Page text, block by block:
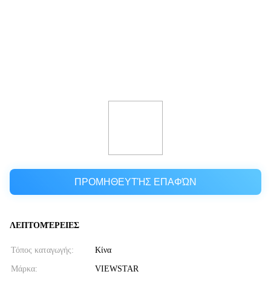
ΠΡΟΜΗΘΕΥΤΉΣ ΕΠΑΦΏΝ
ΛΕΠΤΟΜΈΡΕΙΕΣ
Τόπος καταγωγής: Κίνα
Μάρκα: VIEWSTAR